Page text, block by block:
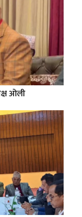
ओली